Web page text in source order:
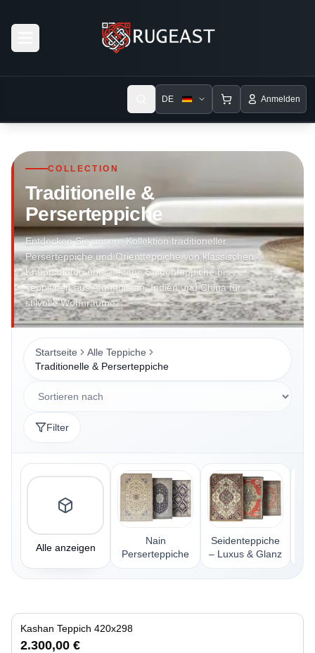
DE Anmelden
COLLECTION
Traditionelle &
Perserteppiche
Entdecken Sie unsere Kollektion traditioneller
Perserteppiche und Orientteppiche von klassischen
Knüpfstädten über seltene Seidenteppiche bis zu
Teppichen aus Afghanistan, Indien und China für
stilvolle Wohnräume.
Startseite
Alle Teppiche
Traditionelle & Perserteppiche
Filter
Alle anzeigen
Nain
Perserteppiche
Seidenteppiche
– Luxus & Glanz
Kashan Teppich 420x298
2.300,00 €